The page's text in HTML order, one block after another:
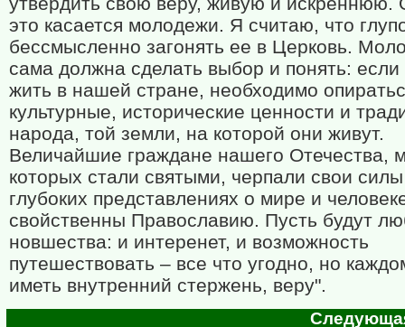
это касается молодежи. Я считаю, что
бессмысленно загонять ее в Церковь.
сама должна сделать выбор и понять: если
жить в нашей стране, необходимо
культурные, исторические ценности и
народа, той земли, на которой они живут.
Величайшие граждане нашего Отечества,
которых стали святыми, черпали свои
глубоких представлениях о мире и
свойственны Православию. Пусть будут
новшества: и интеренет, и возможность
путешествовать – все что угодно, но
иметь внутренний стержень, веру".